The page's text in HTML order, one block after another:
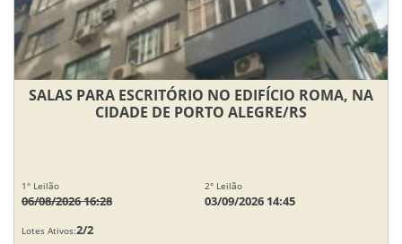
SALAS PARA ESCRITÓRIO NO EDIFÍCIO ROMA, NA
CIDADE DE PORTO ALEGRE/RS
1° Leilão
06/08/2026 16:28
2° Leilão
03/09/2026 14:45
Lotes Ativos:2/2